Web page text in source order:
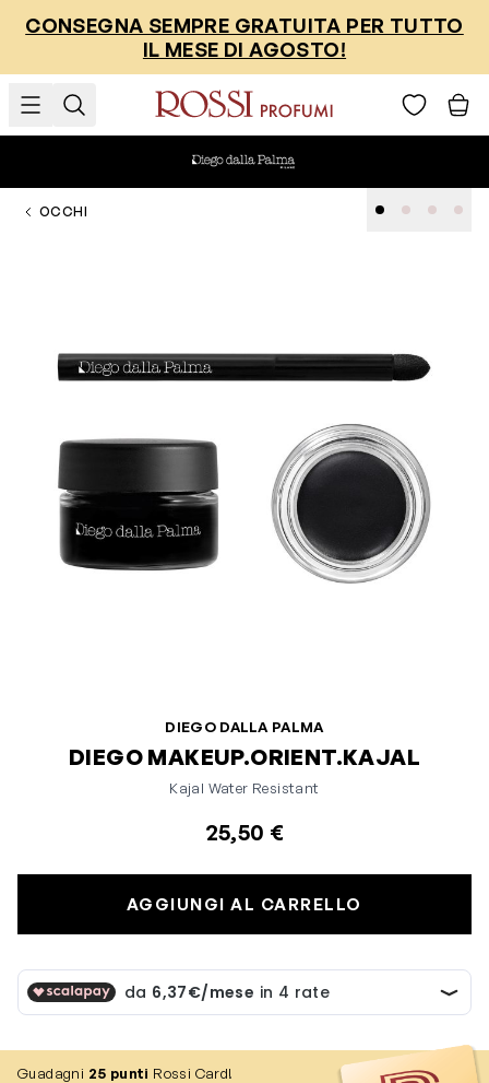
CONSEGNA SEMPRE GRATUITA PER TUTTO
IL MESE DI AGOSTO!
OCCHI
DIEGO DALLA PALMA
DIEGO MAKEUP.ORIENT.KAJAL
Kajal Water Resistant
25,50 €
AGGIUNGI AL CARRELLO
Guadagni 25 punti Rossi Card!